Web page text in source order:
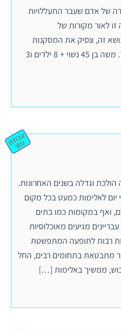
של אדם שעבר התעללויות
זו לאור מקורות של
זה, ונסיק את המסקנות
והתובנות שיש ללמוד מכך. משה בן 45 נשוי + 8 ילדים ו3
ע
ב
וד
ת ג
מ
ר
הולכת וגדלה בשנים האחרונות.
יום לאלימות כמעט בכל מקום
ואף במקומות כמו בתים
מגיעים מאוכלוסיות
רבות לתופעה המתפשטת
מתבטאת בתחומים רבים, החל
ממשיך באלימות […]